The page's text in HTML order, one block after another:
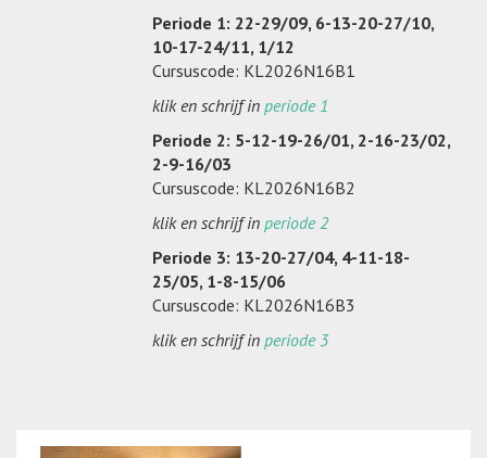
Periode 1: 22-29/09, 6-13-20-27/10,
10-17-24/11, 1/12
Cursuscode: KL2026N16B1
klik en schrijf in periode 1
Periode 2: 5-12-19-26/01, 2-16-23/02,
2-9-16/03
Cursuscode: KL2026N16B2
klik en schrijf in periode 2
Periode 3: 13-20-27/04, 4-11-18-
25/05, 1-8-15/06
Cursuscode: KL2026N16B3
klik en schrijf in periode 3